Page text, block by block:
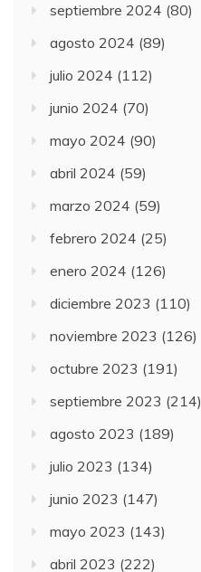
septiembre 2024 (80)
agosto 2024 (89)
julio 2024 (112)
junio 2024 (70)
mayo 2024 (90)
abril 2024 (59)
marzo 2024 (59)
febrero 2024 (25)
enero 2024 (126)
diciembre 2023 (110)
noviembre 2023 (126)
octubre 2023 (191)
septiembre 2023 (214)
agosto 2023 (189)
julio 2023 (134)
junio 2023 (147)
mayo 2023 (143)
abril 2023 (222)